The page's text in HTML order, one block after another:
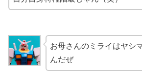
お母さんのミライはヤシ
んだぜ